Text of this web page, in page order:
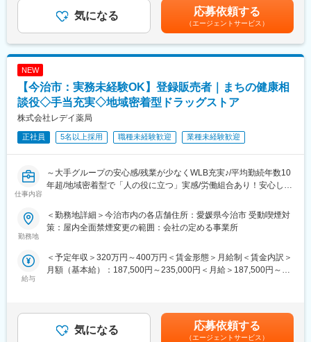
地域のお客様との距離が近く、日々の接客や相談対応を通じて、
信頼される存在として働けます。
■安定した経営基盤のもと、長期的なキャリア形成が可能：
ツルハグループの一員として安定した基盤があり、腰を据えてキ
■労働組合があるので、安心して長く働ける仕組みがある：
職場での困りごとや意見を、労働組合を通じて会社に届けること
ができ、声を上げやすい環境があります。
＜数字で見るレデイ薬局＞
・男女比＝5：5
・平均勤続年数：10.9年
・月平均残業時間：8.7時間
変更の範囲：会社の定める業務
・商品陳列・売場づくり
・発注・在庫管理
・売上・数値管理の補助
・スタッフのサポート業務
☆経験や適性に応じて、将来的にはスタッフの育成、
だく可能性があります。
＼仕事のやりがい／
レデイ薬局は、地域に密着したドラッグストアとして、
「健康相談ができる身近な存在」を目指しています。
◎日々の接客を通じてお客様から直接「ありがとう」をもらえる
◎将来的には店長として、店舗・人・地域をまとめる立場を目指
せる
です。
■現場から店舗運営まで段階的に成長できる環境：
レジ・商品管理などの基礎業務からスタートし、将来的には店長
地域のお客様との距離が近く、日々の接客や相談対応を通じて、
信頼される存在として働けます。
可能性があります。月給(月額)は固定手当を含めた表記です。
気になる 応募依頼する
（エージェントサービス）
NEW
【今治市：実務未経験OK】登録販売者｜まちの健康相
談役◇手当充実◇地域密着型ドラッグストア
株式会社レデイ薬局
正社員 5名以上採用 職種未経験歓迎 業種未経験歓迎
仕事内容
～大手グループの安心感/残業が少なくWLB充実♪/平均勤続年数10
年超/地域密着型で「人の役に立つ」実感/労働組合あり！安心して
■仕事内容：
まずは、レジ業務や商品管理などの基礎業務からスタートし、店
舗運営の基本を学んでいただきます。
・商品陳列・売場づくり
・発注・在庫管理
勤務地
＜勤務地詳細＞今治市内の各店舗住所：愛媛県今治市 受動喫煙対
策：屋内全面禁煙変更の範囲：会社の定める事業所
給与
＜予定年収＞320万円～400万円＜賃金形態＞月給制＜賃金内訳＞
月額（基本給）：187,500円～235,000円＜月給＞187,500円～
可能性があります。月給(月額)は固定手当を含めた表記です。
気になる 応募依頼する
（エージェントサービス）